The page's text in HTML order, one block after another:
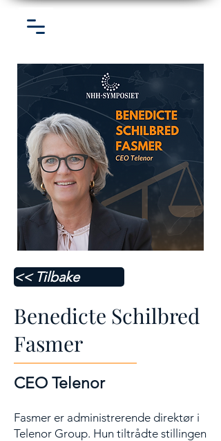
<< Tilbake
Benedicte Schilbred
Fasmer
CEO Telenor
Fasmer er administrerende direktør i
Telenor Group. Hun tiltrådte stillingen